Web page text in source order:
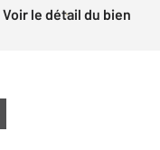
Voir le détail du bien